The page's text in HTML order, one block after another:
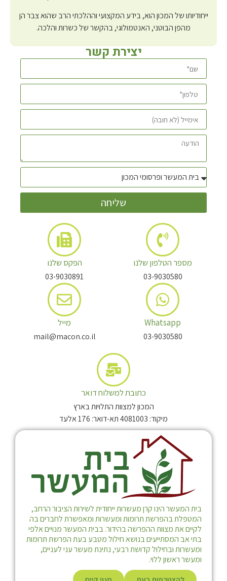
ייחודיותו של המכון הוא, בידע המקצועי וההלכתי הרב שהוא צבר הן
מהפן הבוטני, האנטמולוגי, בהקשר של כשרות והלכה.
יצירת קשר
שליחה
מספר הטלפון שלנו
03-9030580
Whatsapp
03-9030580
הפקס שלנו
03-9030891
מייל
mail@macon.co.il
כתובת למשלוח דואר
המכון למצוות התלויות בארץ
מיקוד: 4081003 תא-דואר: 176 אלעד
בית המעשר הינו קרן מעשרות ייחודית לשירות הציבור הרחב,
המטפלת בהפרשת תרומות ומעשרות ומאפשרת לחברים בה
לקיים את מצוות ההפרשה בהידור. בבית המעשר מנויים אלפי
בתי אב המסתייעים בנושא חילול מטבע בעת הפרשת תרומות
ומעשרות ובחילול קדושת רבעי, נתינת מעשר עני לעניים,
ומעשר ראשון ללוי.